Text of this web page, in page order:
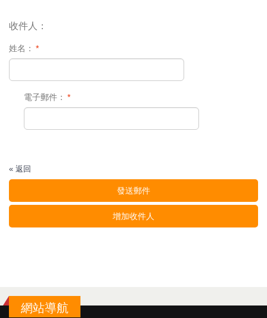
收件人：
*
姓名：
*
電子郵件：
« 返回
發送郵件
增加收件人
網站導航